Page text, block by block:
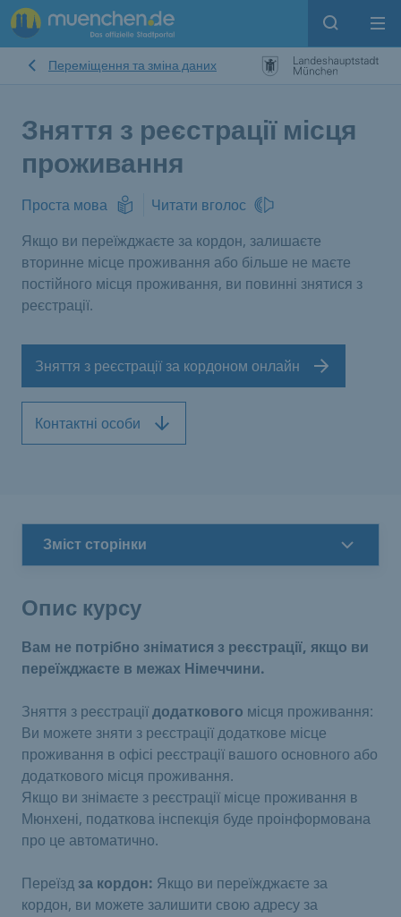
Open
Переміщення та зміна даних
Зняття з реєстрації місця
проживання
Проста мова
Читати вголос
Якщо ви переїжджаєте за кордон, залишаєте
вторинне місце проживання або більше не маєте
постійного місця проживання, ви повинні знятися з
реєстрації.
Зняття з реєстрації за кордоном онлайн
Контактні особи
Зміст сторінки
Опис курсу
Вам не потрібно зніматися з реєстрації, якщо ви
переїжджаєте в межах Німеччини.
Зняття з реєстраціїдодаткового місця проживання:
Ви можете зняти з реєстрації додаткове місце
проживання в офісі реєстрації вашого основного або
додаткового місця проживання.
Якщо ви знімаєте з реєстрації місце проживання в
Мюнхені, податкова інспекція буде проінформована
про це автоматично.
Переїзд за кордон: Якщо ви переїжджаєте за
кордон, ви можете залишити свою адресу за